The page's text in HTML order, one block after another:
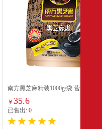
南方黑芝麻精装1000g/袋 营养早餐
纤维丨入口醇香
￥35.6
已售出:0